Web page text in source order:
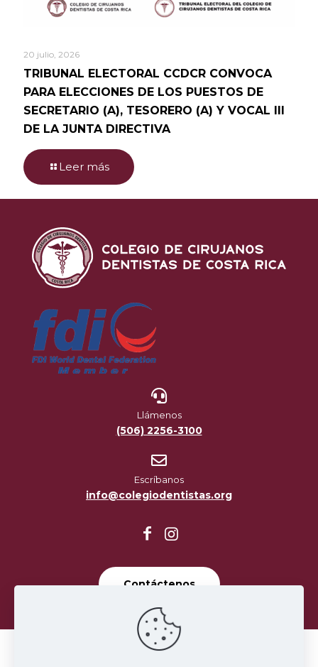
20 julio, 2026
TRIBUNAL ELECTORAL CCDCR CONVOCA
PARA ELECCIONES DE LOS PUESTOS DE
SECRETARIO (A), TESORERO (A) Y VOCAL III
DE LA JUNTA DIRECTIVA
Leer más
Llámenos
(506) 2256-3100
Escríbanos
info@colegiodentistas.org
Contáctenos